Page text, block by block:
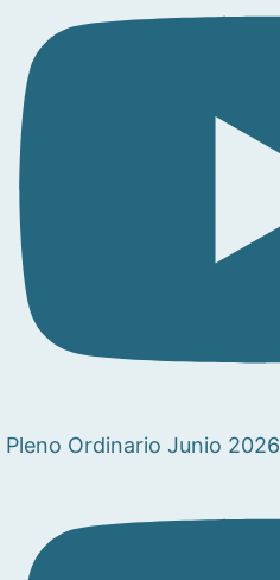
Pleno Ordinario Junio 2026